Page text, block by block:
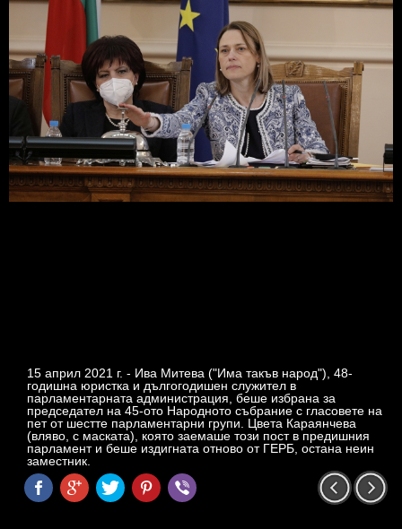
15 април 2021 г. - Ива Митева ("Има такъв народ"), 48-
годишна юристка и дългогодишен служител в
парламентарната администрация, беше избрана за
председател на 45-ото Народното събрание с гласовете на
пет от шестте парламентарни групи. Цвета Караянчева
(вляво, с маската), която заемаше този пост в предишния
парламент и беше издигната отново от ГЕРБ, остана неин
заместник.